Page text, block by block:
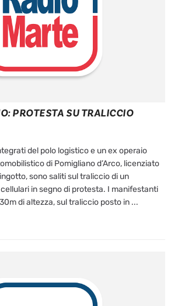
PROTESTA SU TRALICCIO
del polo logistico e un ex operaio
di Pomigliano d’Arco, licenziato
sono saliti sul traliccio di un
in segno di protesta. I manifestanti
di altezza, sul traliccio posto in ...